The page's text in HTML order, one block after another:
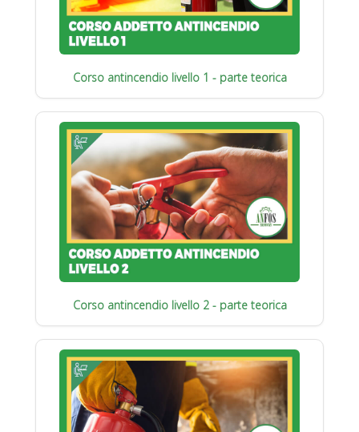
Corso antincendio livello 1 - parte teorica
Corso antincendio livello 2 - parte teorica